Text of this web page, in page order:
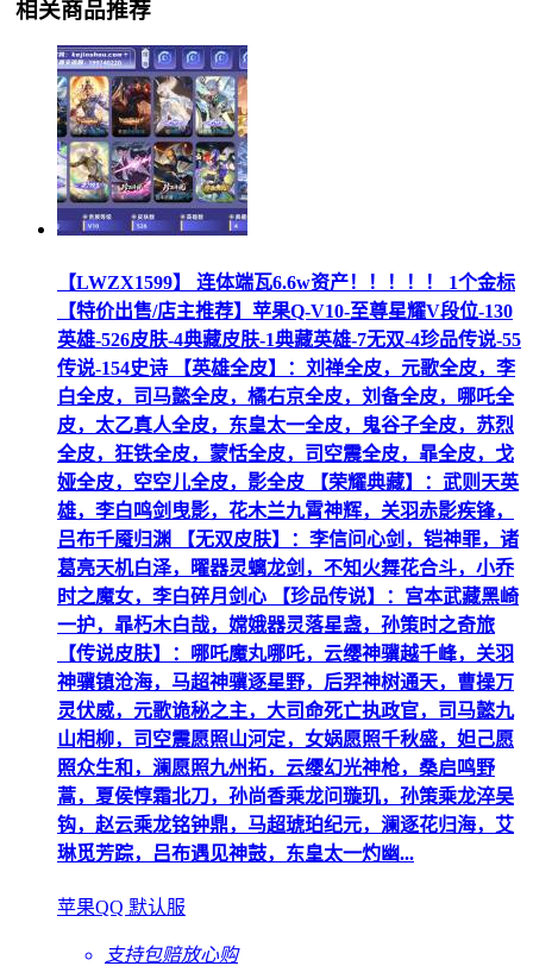
相关商品推荐
【LWZX1599】 连体端瓦6.6w资产！！！！！ 1个金标
【特价出售/店主推荐】苹果Q-V10-至尊星耀V段位-130
英雄-526皮肤-4典藏皮肤-1典藏英雄-7无双-4珍品传说-55
传说-154史诗 【英雄全皮】：刘禅全皮，元歌全皮，李
白全皮，司马懿全皮，橘右京全皮，刘备全皮，哪吒全
皮，太乙真人全皮，东皇太一全皮，鬼谷子全皮，苏烈
全皮，狂铁全皮，蒙恬全皮，司空震全皮，暃全皮，戈
娅全皮，空空儿全皮，影全皮 【荣耀典藏】：武则天英
雄，李白鸣剑曳影，花木兰九霄神辉，关羽赤影疾锋，
吕布千魇归渊 【无双皮肤】：李信问心剑，铠神罪，诸
葛亮天机白泽，曜器灵螭龙剑，不知火舞花合斗，小乔
时之魔女，李白碎月剑心 【珍品传说】：宫本武藏黑崎
一护，暃朽木白哉，嫦娥器灵落星盏，孙策时之奇旅
【传说皮肤】：哪吒魔丸哪吒，云缨神骥越千峰，关羽
神骥镇沧海，马超神骥逐星野，后羿神树通天，曹操万
灵伏威，元歌诡秘之主，大司命死亡执政官，司马懿九
山相柳，司空震愿照山河定，女娲愿照千秋盛，妲己愿
照众生和，澜愿照九州拓，云缨幻光神枪，桑启鸣野
蒿，夏侯惇霜北刀，孙尚香乘龙问璇玑，孙策乘龙淬吴
钩，赵云乘龙铭钟鼎，马超琥珀纪元，澜逐花归海，艾
琳觅芳踪，吕布遇见神鼓，东皇太一灼幽...
苹果QQ 默认服
支持包赔放心购